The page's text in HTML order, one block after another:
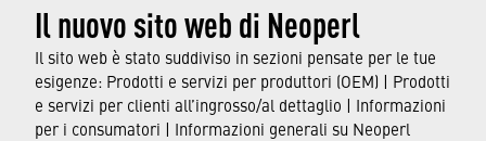
Il nuovo sito web di Neoperl
Il sito web è stato suddiviso in sezioni pensate per le tue
esigenze: Prodotti e servizi per produttori (OEM) | Prodotti
e servizi per clienti all’ingrosso/al dettaglio | Informazioni
per i consumatori | Informazioni generali su Neoperl
Qui troverai una descrizione dettagliata della
procedura di sostituzione dell'aeratore
esistente.